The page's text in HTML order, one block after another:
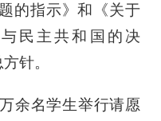
的指示》和《关于
民主共和国的决
针。
名学生举行请愿